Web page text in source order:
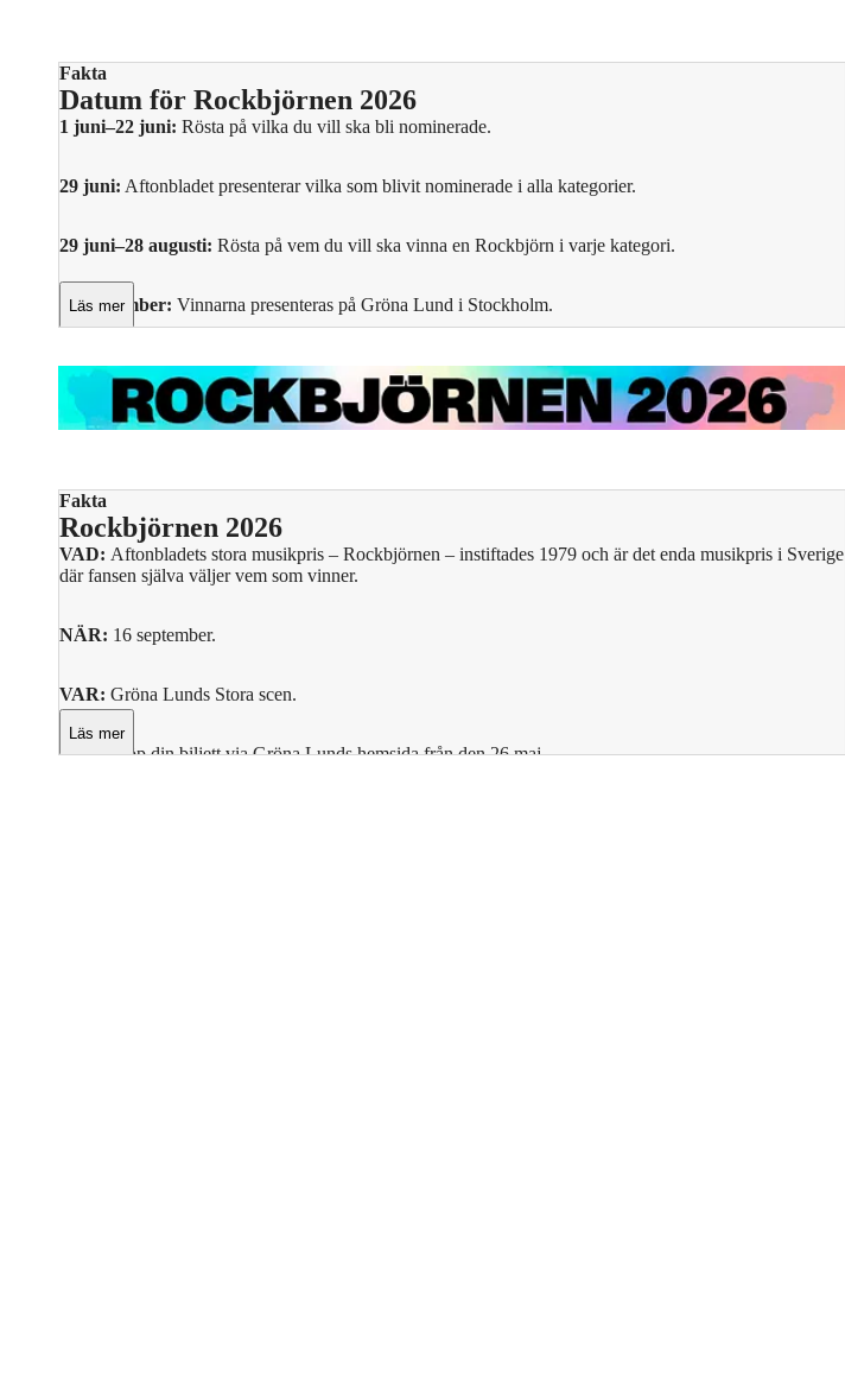
Fakta
Datum för Rockbjörnen 2026
1 juni–22 juni: Rösta på vilka du vill ska bli nominerade.
29 juni: Aftonbladet presenterar vilka som blivit nominerade i alla kategorier.
29 juni–28 augusti: Rösta på vem du vill ska vinna en Rockbjörn i varje kategori.
16 september: Vinnarna presenteras på Gröna Lund i Stockholm.
Läs mer
Fakta
Rockbjörnen 2026
VAD: Aftonbladets stora musikpris – Rockbjörnen – instiftades 1979 och är det enda musikpris i Sverige
där fansen själva väljer vem som vinner.
NÄR: 16 september.
VAR: Gröna Lunds Stora scen.
HUR:Köp din biljett viaGröna Lunds hemsidafrån den 26 maj.
Läs mer